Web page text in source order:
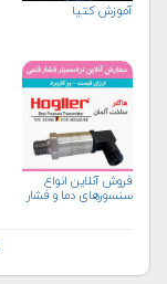
آموزش کتیا
فروش آنلاین انواع
سنسورهای دما و فشار